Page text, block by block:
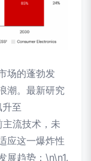
场的蓬勃发
潮。最新研究
至
流技术，未
应这一爆炸性
展趋势：\n\n1.